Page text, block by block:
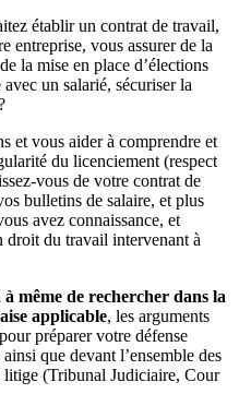
établir un contrat de travail,
entreprise, vous assurer de la
la mise en place d’élections
un salarié, sécuriser la
et vous aider à comprendre et
du licenciement (respect
vous de votre contrat de
bulletins de salaire, et plus
avez connaissance, et
droit du travail intervenant à
même de rechercher dans la
applicable, les arguments
préparer votre défense
que devant l’ensemble des
(Tribunal Judiciaire, Cour